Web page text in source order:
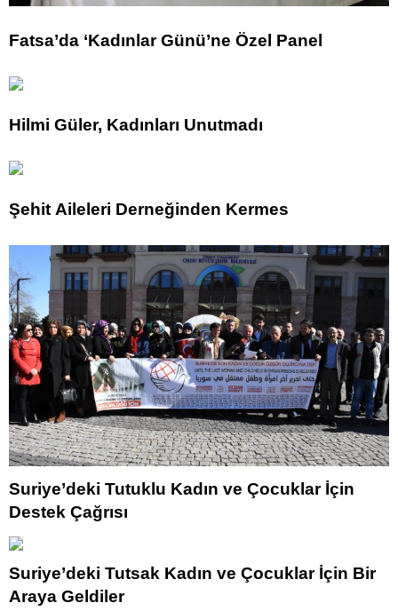
Fatsa’da ‘Kadınlar Günü’ne Özel Panel
Hilmi Güler, Kadınları Unutmadı
Şehit Aileleri Derneğinden Kermes
Suriye’deki Tutuklu Kadın ve Çocuklar İçin
Destek Çağrısı
Suriye’deki Tutsak Kadın ve Çocuklar İçin Bir
Araya Geldiler